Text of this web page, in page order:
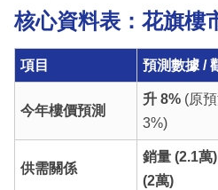
核心資料表：花旗樓
項目 預測數據 /
今年樓價預測
升 8%(原
3%)
供需關係
銷量 (2.1萬
(2萬)